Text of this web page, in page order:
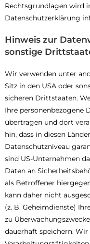
Rechtsgrundlagen wird
Datenschutzerklärung
Hinweis zur
sonstige
Wir verwenden unter
Sitz in den USA oder
sicheren Drittstaaten.
Ihre personenbezogene
übertragen und dort
hin, dass in diesen
Datenschutzniveau
sind US-Unternehmen
Daten an
als Betroffener
kann daher nicht
(z. B. Geheimdienste)
zu
dauerhaft speichern. Wir